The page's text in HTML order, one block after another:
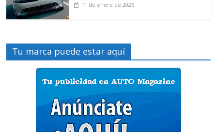
11 de enero de 2026
Tu marca puede estar aquí